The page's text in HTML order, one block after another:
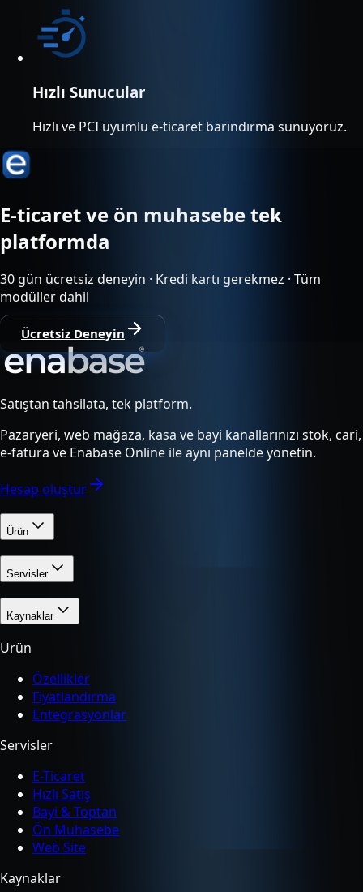
Hızlı Sunucular
Hızlı ve PCI uyumlu e-ticaret barındırma sunuyoruz.
E-ticaret ve ön muhasebe tek
platformda
30 gün ücretsiz deneyin · Kredi kartı gerekmez · Tüm
modüller dahil
Ücretsiz Deneyin
Satıştan tahsilata, tek platform.
Pazaryeri, web mağaza, kasa ve bayi kanallarınızı stok, cari,
e-fatura ve Enabase Online ile aynı panelde yönetin.
Hesap oluştur
Ürün
Servisler
Kaynaklar
Ürün
Özellikler
Fiyatlandırma
Entegrasyonlar
Servisler
E-Ticaret
Hızlı Satış
Bayi & Toptan
Ön Muhasebe
Web Site
Kaynaklar